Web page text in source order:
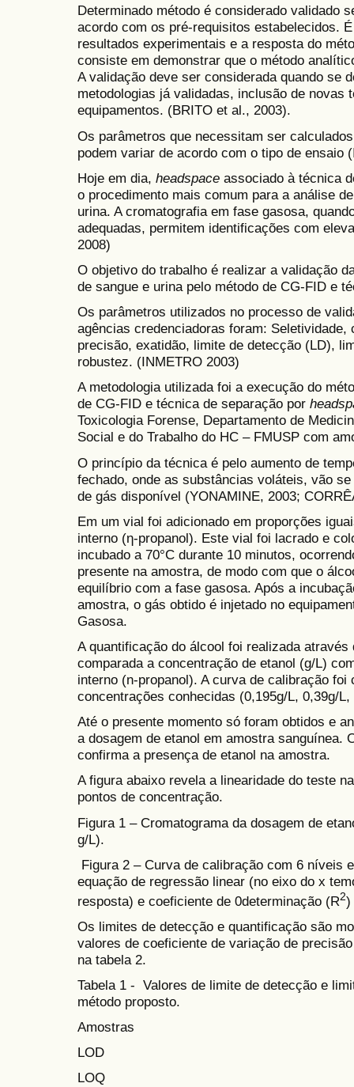
Determinado método é considerado validado
acordo com os pré-requisitos estabelecidos.
resultados experimentais e a resposta do
consiste em demonstrar que o método
A validação deve ser considerada quando se
metodologias já validadas, inclusão de novas
equipamentos. (BRITO et al., 2003).
Os parâmetros que necessitam ser
podem variar de acordo com o tipo de ensaio
Hoje em dia, headspace associado à técnica
o procedimento mais comum para a análise
urina. A cromatografia em fase gasosa,
adequadas, permitem identificações com
2008)
O objetivo do trabalho é realizar a validação
de sangue e urina pelo método de CG-FID e
Os parâmetros utilizados no processo de
agências credenciadoras foram:
precisão, exatidão, limite de detecção (LD),
robustez. (INMETRO 2003)
A metodologia utilizada foi a execução do
de CG-FID e técnica de separação por
Toxicologia Forense, Departamento de
Social e do Trabalho do HC – FMUSP com
O princípio da técnica é pelo aumento de
fechado, onde as substâncias voláteis, vão
de gás disponível (YONAMINE, 2003;
Em um vial foi adicionado em proporções
interno (η-propanol). Este vial foi lacrado e
incubado a 70°C durante 10 minutos,
presente na amostra, de modo com que o
equilíbrio com a fase gasosa. Após a
amostra, o gás obtido é injetado no
A quantificação do álcool foi realizada
comparada a concentração de etanol (g/L)
interno (n-propanol). A curva de calibração
concentrações conhecidas (0,195g/L, 0,39g/
Até o presente momento só foram obtidos e
a dosagem de etanol em amostra sanguínea.
confirma a presença de etanol na amostra.
A figura abaixo revela a linearidade do teste
pontos de concentração.
Figura 1 – Cromatograma da dosagem de
g/L).
Figura 2 – Curva de calibração com 6 níveis
equação de regressão linear (no eixo do x
resposta) e coeficiente de 0determinação (R2)
Os limites de detecção e quantificação são
valores de coeficiente de variação de
na tabela 2.
Tabela 1 - Valores de limite de detecção e
método proposto.
Amostras
LOD
LOQ